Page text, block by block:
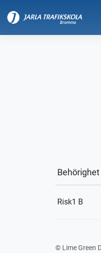
Behörighet
Risk1 B
© Lime Green